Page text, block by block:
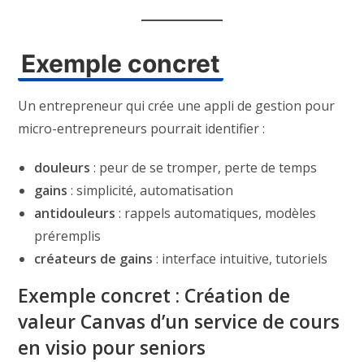
Exemple concret
Un entrepreneur qui crée une appli de gestion pour
micro-entrepreneurs pourrait identifier :
douleurs : peur de se tromper, perte de temps
gains : simplicité, automatisation
antidouleurs : rappels automatiques, modèles
préremplis
créateurs de gains : interface intuitive, tutoriels
Exemple concret : Création de
valeur Canvas d’un service de cours
en visio pour seniors